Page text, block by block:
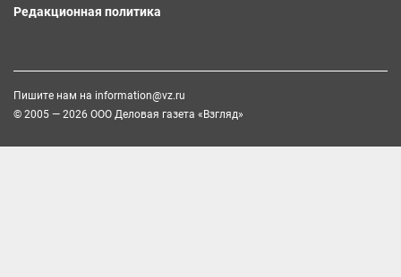
Редакционная политика
Пишите нам на information@vz.ru
© 2005 — 2026 ООО Деловая газета «Взгляд»